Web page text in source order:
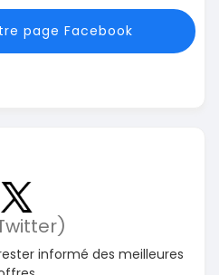
page Facebook
informé des meilleures